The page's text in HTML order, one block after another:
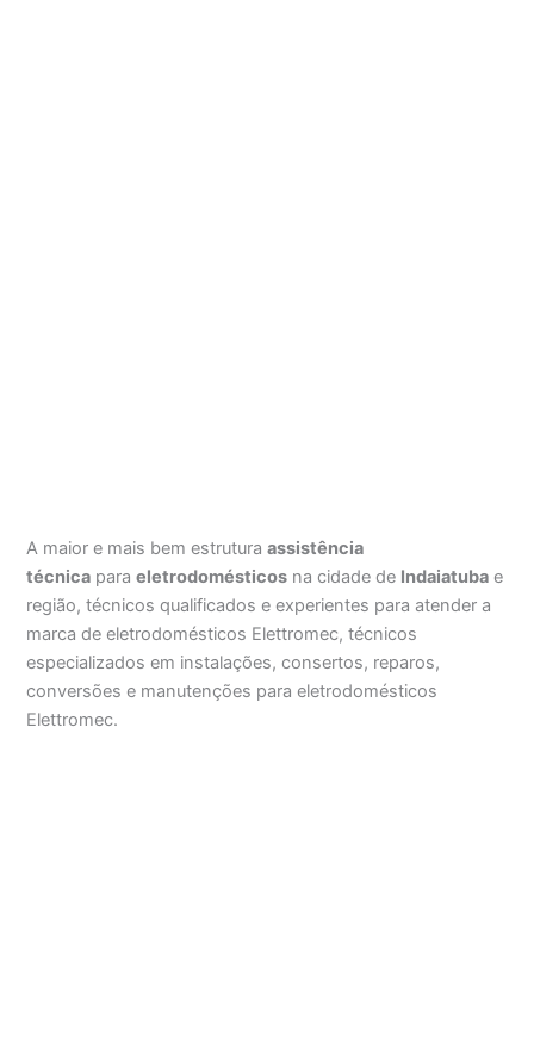
A maior e mais bem estruturaassistência
técnica paraeletrodomésticos na cidade de Indaiatuba e
região, técnicos qualificados e experientes para atender a
marca de eletrodomésticos Elettromec, técnicos
especializados em instalações, consertos, reparos,
conversões e manutenções para eletrodomésticos
Elettromec.